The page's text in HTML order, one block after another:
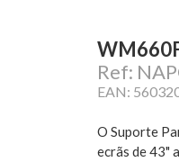
Ref:
EAN:
O Suporte
ecrãs de 43"